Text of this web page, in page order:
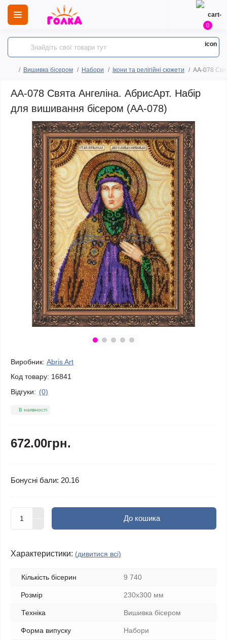
0
Вишивка бісером Набори Ікони та релігійні сюжети AA-078
AA-078 Свята Ангеліна. АбрисАрт. Набір
для вишивання бісером (АА-078)
Виробник: Abris Art
Код товару: 16841
Відгуки: (0)
В наявності
672.00грн.
Бонусні бали: 20.16
До кошика
Характеристики: (дивитися всі)
Кількість бісерин 9 740
Розмір 230х300 мм
Техніка Вишивка бісером
Форма випуску Набори